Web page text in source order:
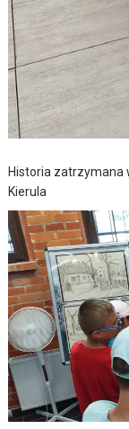
Historia zatrzymana
Kierula